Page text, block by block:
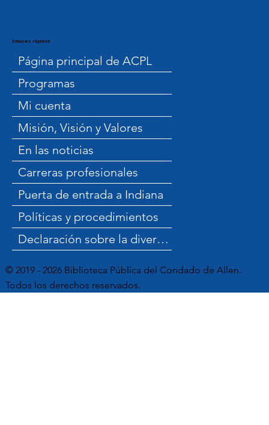
Enlaces rápidos
Página principal de ACPL
Programas
Mi cuenta
Misión, Visión y Valores
En las noticias
Carreras profesionales
Puerta de entrada a Indiana
Políticas y procedimientos
Declaración sobre la diversidad
© 2019 - 2026 Biblioteca Pública del Condado de Allen.
Todos los derechos reservados.